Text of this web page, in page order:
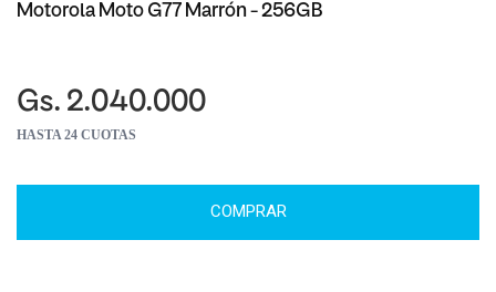
Motorola Moto G77 Marrón - 256GB
Gs. 2.040.000
HASTA 24 CUOTAS
COMPRAR